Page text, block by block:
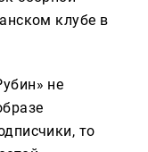
клубе в
не
то